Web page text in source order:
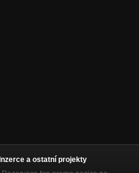
Inzerce a ostatní projekty